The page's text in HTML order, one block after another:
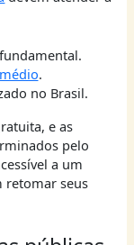
.
no Brasil.
e as
pelo
a um
retomar seus